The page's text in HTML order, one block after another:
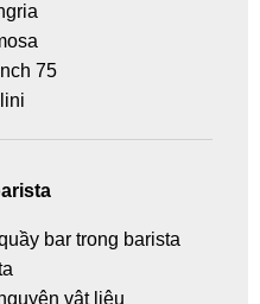
75
bar trong barista
vật liệu